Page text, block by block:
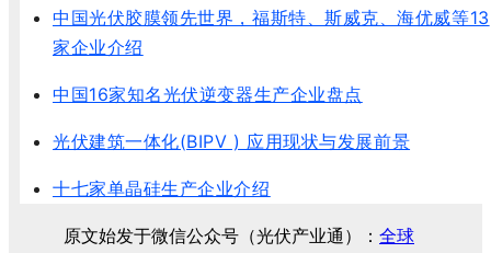
中国光伏胶膜领先世界，福斯特、斯威克、海优威等13
家企业介绍
中国16家知名光伏逆变器生产企业盘点
光伏建筑一体化(BIPV ) 应用现状与发展前景
十七家单晶硅生产企业介绍
原文始发于微信公众号（光伏产业通）： 全球